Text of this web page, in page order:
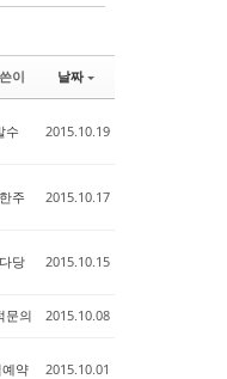
이 날짜
수 2015.10.19
주 2015.10.17
당 2015.10.15
문의 2015.10.08
약 2015.10.01